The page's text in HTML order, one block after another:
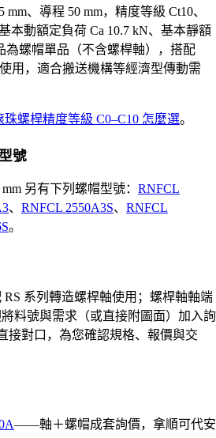
mm、導程 50 mm，精度等級 Ct10、
本動額定負荷 Ca 10.7 kN、基本靜額
為螺帽單品（不含螺桿軸），搭配
用，適合搬送機構等經濟型傳動需
珠螺桿精度等級 C0–C10 怎麼選。
號
另有下列螺帽型號： RNFCL
、 RNFCL 2550A3S、 RNFCL
。
系列轉造螺桿軸使用；螺桿軸軸端
料號與需求（或直接附圖面）加入詢
接對口，為您確認規格、報價與交
——軸＋螺帽成套詢價，拿順可代安